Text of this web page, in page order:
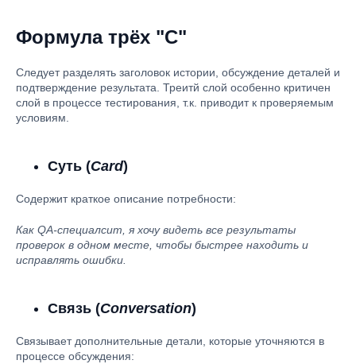
Формула трёх "C"
Следует разделять заголовок истории, обсуждение деталей и
подтверждение результата. Треитй слой особенно критичен
слой в процессе тестирования, т.к. приводит к проверяемым
условиям.
Суть (Card)
Содержит краткое описание потребности:
Как QA-специалсит, я хочу видеть все результаты
проверок в одном месте, чтобы быстрее находить и
исправлять ошибки.
Связь (Conversation)
Связывает дополнительные детали, которые уточняются в
процессе обсуждения: